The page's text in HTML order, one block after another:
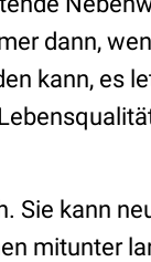
dann,
kann, es
Sie kann
mitunter